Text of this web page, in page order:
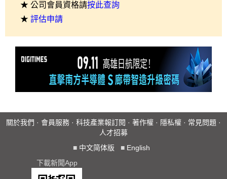
★ 公司會員資格請按此查詢
★ 評估申請
關於我們 · 會員服務 · 科技產業報訂閱 · 著作權 · 隱私權 · 常見問題 ·
人才招募
■ 中文简体版 ■ English
下載新聞App